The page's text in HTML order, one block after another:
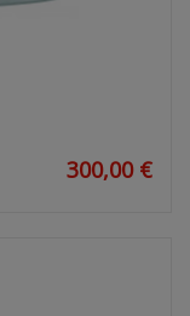
300,00 €